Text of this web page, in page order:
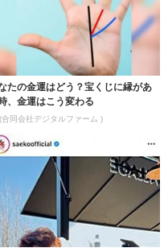
たの金運はどう？宝くじに縁があ
、金運はこう変わる
合同会社デジタルファーム )